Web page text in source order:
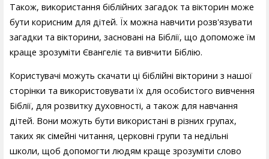
Також, використання біблійних загадок та вікторин може
бути корисним для дітей. Їх можна навчити розв'язувати
загадки та вікторини, засновані на Біблії, що допоможе їм
краще зрозуміти Євангеліє та вивчити Біблію.
Користувачі можуть скачати ці біблійні вікторини з нашої
сторінки та використовувати їх для особистого вивчення
Біблії, для розвитку духовності, а також для навчання
дітей. Вони можуть бути використані в різних групах,
таких як сімейні читання, церковні групи та недільні
школи, щоб допомогти людям краще зрозуміти слово